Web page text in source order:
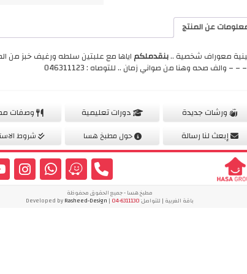
عن المنتج
معوراف شخصية ..بنقدملكم اياها مع علبتين سلطه ورغيف خبز من
– – والف صحه وهنا من صواني زمان .. للتوصاه : 046311123
ورشات جديدة دورات تعليمية
وصفات
إبعث لنا رسالة
حول مطبخ هسا شروط
مطبخ هسا - جميع الحقوق محفوظة
باقة الغربية | للتواصل:04-6311130
| Developed by
Rasheed-Design